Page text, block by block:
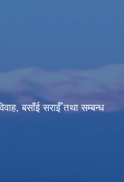
बसाँई सराईँ तथा सम्बन्ध